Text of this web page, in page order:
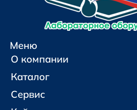
Меню
О компании
Каталог
Сервис